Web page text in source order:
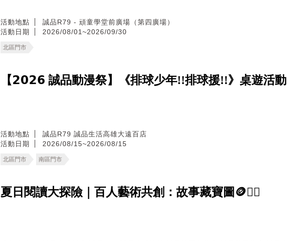
活動地點
誠品R79 - 頑童學堂前廣場（第四廣場）
活動日期
2026/08/01~2026/09/30
北區門市
【𝟮𝟬𝟮𝟲 誠品動漫祭】《排球少年!!排球援!!》桌遊活動
活動地點 誠品R79 誠品生活高雄大遠百店
活動日期
2026/08/15~2026/08/15
北區門市 南區門市
夏日閱讀大探險｜百人藝術共創：故事藏寶圖🪙🏴‍☠️